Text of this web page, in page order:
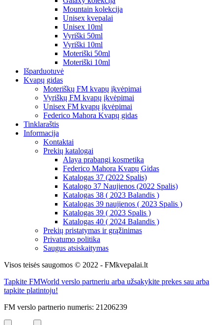
Mountain kolekcija
Unisex kvepalai
Unisex 10ml
Vyriški 50ml
Vyriški 10ml
Moteriški 50ml
Moteriški 10ml
Išparduotuvė
Kvapų gidas
Moteriškų FM kvapų įkvėpimai
Vyriškų FM kvapų įkvėpimai
Unisex FM kvapų įkvėpimai
Federico Mahora Kvapų gidas
Tinklaraštis
Informacija
Kontaktai
Prekių katalogai
Alaya prabangi kosmetika
Federico Mahora Kvapų Gidas
Katalogas 37 (2022 Spalis)
Katalogo 37 Naujienos (2022 Spalis)
Katalogas 38 ( 2023 Balandis )
Katalogas 39 naujienos ( 2023 Spalis )
Katalogas 39 ( 2023 Spalis )
Katalogas 40 ( 2024 Balandis )
Prekių pristatymas ir grąžinimas
Privatumo politika
Saugus atsiskaitymas
Visos teisės saugomos © 2022 - FMkvepalai.lt
Tapkite FMWorld verslo partneriu arba užsakykite prekes sau arba
tapkite platintoju!
FM verslo partnerio numeris: 21206239